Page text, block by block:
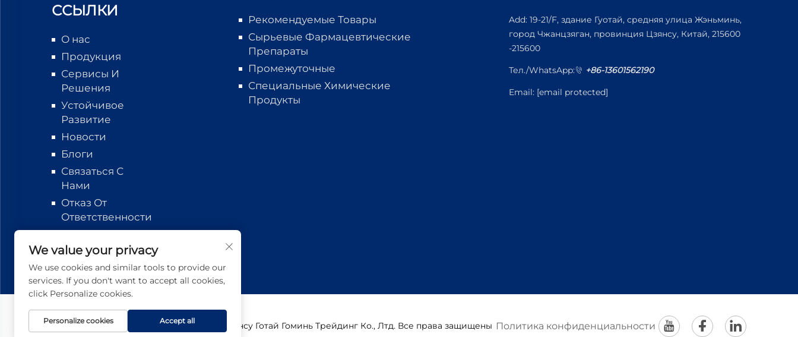
ССЫЛКИ
О нас
Продукция
Сервисы И
Решения
Устойчивое
Развитие
Новости
Блоги
Связаться С
Нами
Отказ От
Ответственности
Отслеживание
логистики
Рекомендуемые Товары
Сырьевые Фармацевтические
Препараты
Промежуточные
Специальные Химические
Продукты
Add: 19-21/F, здание Гуотай, средняя улица Жэньминь,
город Чжанцзяган, провинция Цзянсу, Китай, 215600
-215600
Тел./WhatsApp: +86-13601562190
Email: [email protected]
Авторские права © 2026 Цзянсу Готай Гоминь Трейдинг Ко., Лтд. Все права защищены Политика конфиденциальности
We value your privacy
We use cookies and similar tools to provide our
services. If you don't want to accept all cookies,
click Personalize cookies.
Personalize cookies Accept all